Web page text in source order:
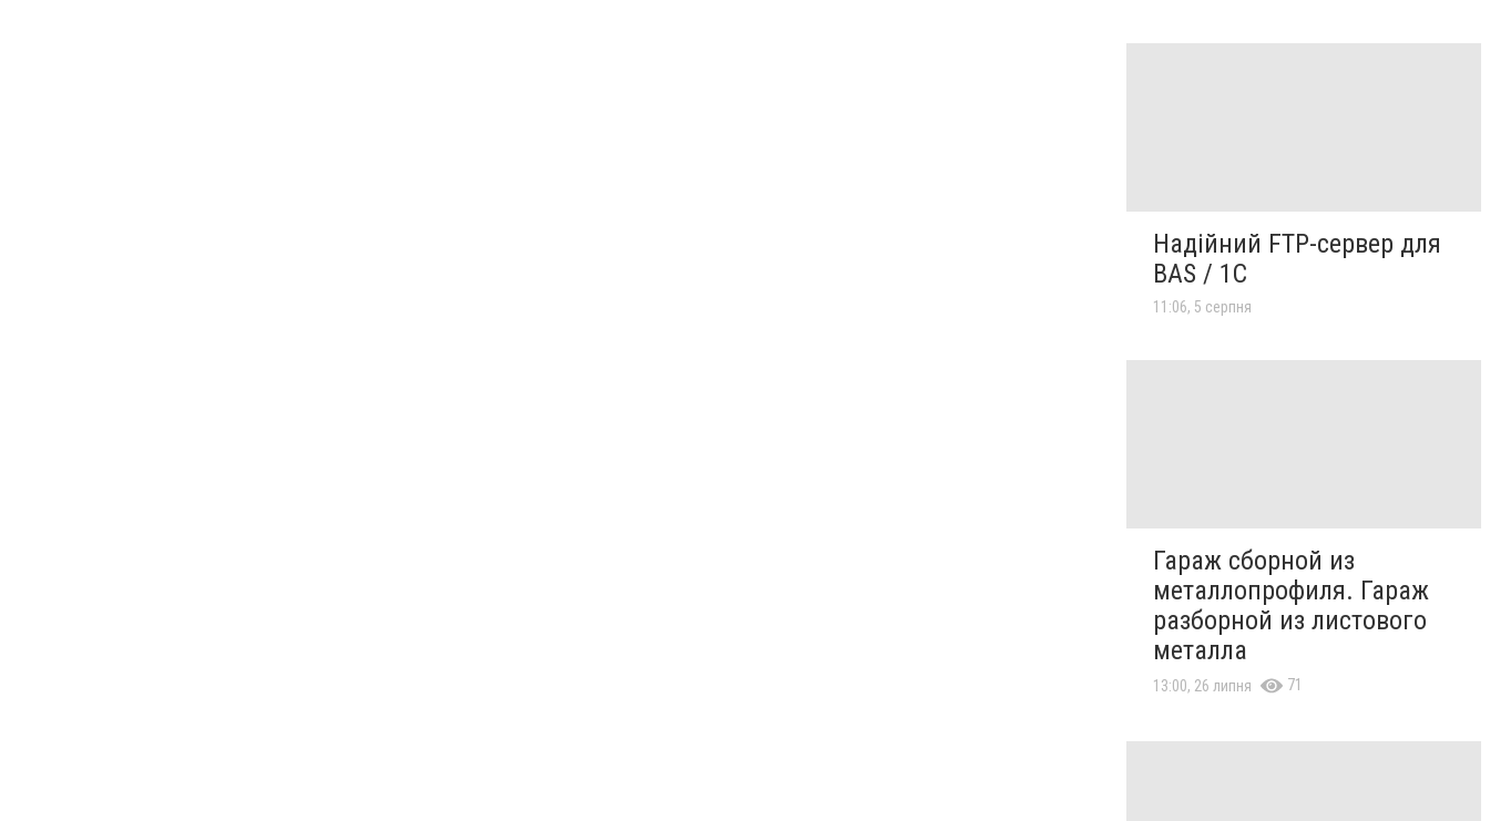
Надійний FTP-сервер для
BAS / 1C
11:06, 5 серпня
Гараж сборной из
металлопрофиля. Гараж
разборной из листового
металла
13:00, 26 липня 71